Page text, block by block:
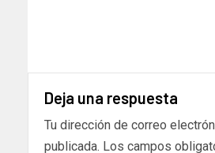
Deja una respuesta
Tu dirección de correo
publicada. Los campos